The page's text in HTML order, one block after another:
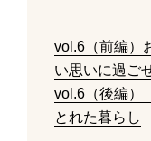
vol.6（前編）
い思いに過ご
vol.6（後編）
とれた暮らし